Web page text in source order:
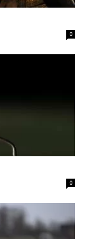
0
0